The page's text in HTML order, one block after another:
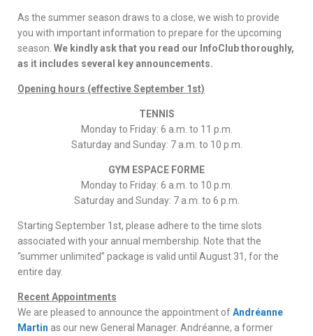
As the summer season draws to a close, we wish to provide
you with important information to prepare for the upcoming
season. We kindly ask that you read our InfoClub thoroughly,
as it includes several key announcements.
Opening hours (effective September 1st)
TENNIS
Monday to Friday: 6 a.m. to 11 p.m.
Saturday and Sunday: 7 a.m. to 10 p.m.
GYM ESPACE FORME
Monday to Friday: 6 a.m. to 10 p.m.
Saturday and Sunday: 7 a.m. to 6 p.m.
Starting September 1st, please adhere to the time slots
associated with your annual membership. Note that the
“summer unlimited” package is valid until August 31, for the
entire day.
Recent Appointments
We are pleased to announce the appointment ofAndréanne
Martin as our new General Manager. Andréanne, a former